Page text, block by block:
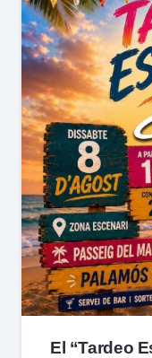
El “Tardeo